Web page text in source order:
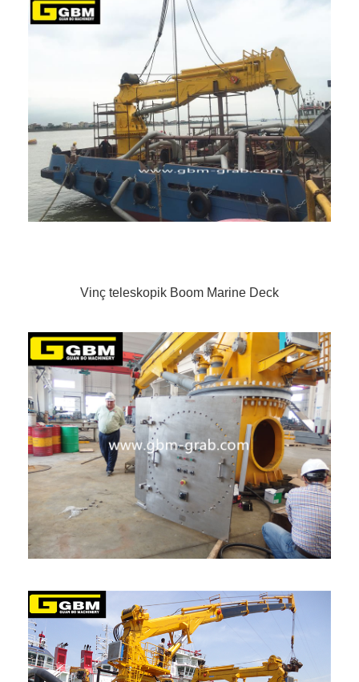
Vinç teleskopik Boom Marine Deck